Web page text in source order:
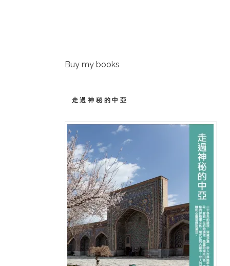
Buy my books
走過神秘的中亞